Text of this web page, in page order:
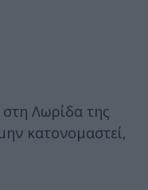
Λωρίδα της
κατονομαστεί,